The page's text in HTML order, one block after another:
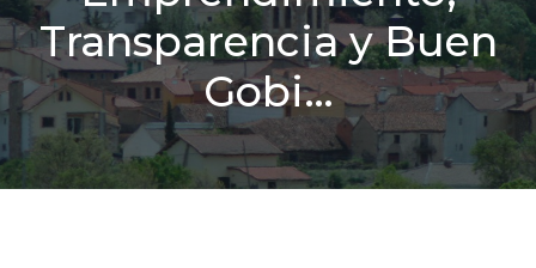
Transparencia y Buen
Gobi…